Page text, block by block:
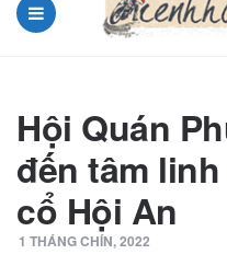
Hội Quán
đến tâm
cổ Hội An
1 THÁNG CHÍN, 2022